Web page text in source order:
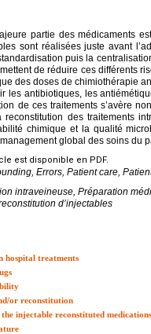
partie des médicaments
sont réalisées juste avant
puis la
de réduire ces différents
des doses de chimiothérapie
les antibiotiques, les
de ces traitements s’avère
des traitements
chimique et la qualité
global des soins du
est disponible en PDF.
Errors, Patient care,
intraveineuse, Préparation
d’injectables
hospital treatments
or reconstitution
injectable reconstituted medications